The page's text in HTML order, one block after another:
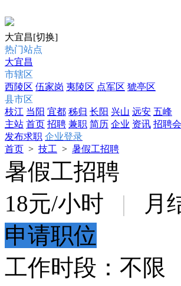
大宜昌[切换]
热门站点
大宜昌
市辖区
西陵区 伍家岗 夷陵区 点军区 猇亭区
县市区
枝江 当阳 宜都 秭归 长阳 兴山 远安 五峰
主站 首页 招聘 兼职 简历 企业 资讯 招聘会
发布求职 企业登录
首页 > 技工 > 暑假工招聘
暑假工招聘
18元/小时 | 月
申请职位
工作时段：不限